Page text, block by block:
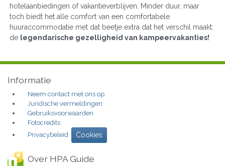
hotelaanbiedingen of vakantieverblijven. Minder duur, maar
toch biedt het alle comfort van een comfortabele
huuraccommodatie met dat beetje extra dat het verschil maakt:
de legendarische gezelligheid van kampeervakanties!
Informatie
Neem contact met ons op
Juridische vermeldingen
Gebruiksvoorwaarden
Fotocredits
Privacybeleid
Cookies
Over HPA Guide